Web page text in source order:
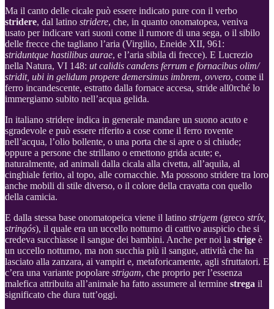
Ma il canto delle cicale può essere indicato pure con il verbo
stridere, dal latino stridere, che, in quanto onomatopea, veniva
usato per indicare vari suoni come il rumore di una sega, o il sibilo
delle frecce che tagliano l’aria (Virgilio, Eneide XII, 961:
striduntque hastilibus aurae, e l’aria sibila di frecce). E Lucrezio
nella Natura, VI 148: ut calidis candens ferrum e fornacibus olim/
stridit, ubi in gelidum propere demersimus imbrem, ovvero, come il
ferro incandescente, estratto dalla fornace accesa, stride all0rché lo
immergiamo subito nell’acqua gelida.
In italiano stridere indica in generale mandare un suono acuto e
sgradevole e può essere riferito a cose come il ferro rovente
nell’acqua, l’olio bollente, o una porta che si apre o si chiude;
oppure a persone che strillano o emettono grida acute; e,
naturalmente, ad animali dalla cicala alla civetta, all’aquila, al
cinghiale ferito, al topo, alle cornacchie. Ma possono stridere tra loro
anche mobili di stile diverso, o il colore della cravatta con quello
della camicia.
E dalla stessa base onomatopeica viene il latino strigem (greco stríx,
stringós), il quale era un uccello notturno di cattivo auspicio che si
credeva succhiasse il sangue dei bambini. Anche per noi la strige è
un uccello notturno, ma non succhia più il sangue, attività che ha
lasciato alla zanzara, ai vampiri e, metaforicamente, agli sfruttatori. E
c’era una variante popolare strigam, che proprio per l’essenza
malefica attribuita all’animale ha fatto assumere al termine strega il
significato che dura tutt’oggi.